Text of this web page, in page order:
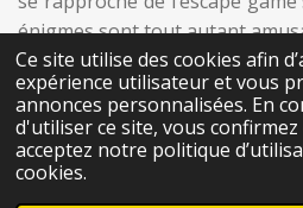
Ce site utilise des cookies afin
expérience utilisateur et vous
annonces personnalisées. En
d'utiliser ce site, vous confirmez
acceptez notre politique
cookies.
énigmes sont tout autant
ESCAPE